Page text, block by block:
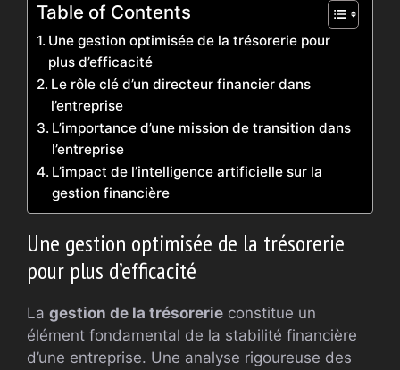
Table of Contents
Une gestion optimisée de la trésorerie pour
plus d’efficacité
Le rôle clé d’un directeur financier dans
l’entreprise
L’importance d’une mission de transition dans
l’entreprise
L’impact de l’intelligence artificielle sur la
gestion financière
Une gestion optimisée de la trésorerie
pour plus d’efficacité
La gestion de la trésorerie constitue un
élément fondamental de la stabilité financière
d’une entreprise. Une analyse rigoureuse des